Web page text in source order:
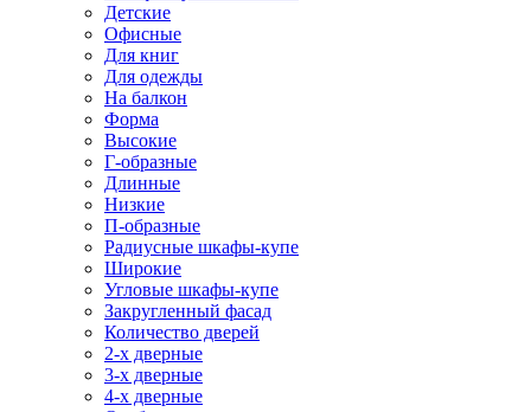
Детские
Офисные
Для книг
Для одежды
На балкон
Форма
Высокие
Г-образные
Длинные
Низкие
П-образные
Радиусные шкафы-купе
Широкие
Угловые шкафы-купе
Закругленный фасад
Количество дверей
2-х дверные
3-х дверные
4-х дверные